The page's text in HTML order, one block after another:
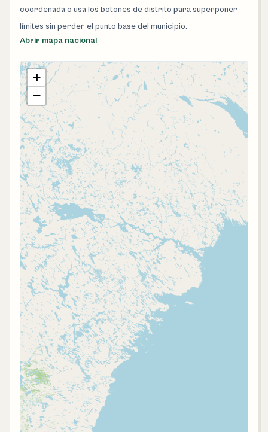
coordenada o usa los botones de distrito para superponer
límites sin perder el punto base del municipio.
Abrir mapa nacional
+
−